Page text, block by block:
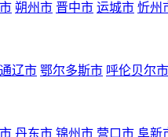
朔州市 晋中市 运城市 忻州
通辽市 鄂尔多斯市 呼伦贝尔市
丹东市 锦州市 营口市 阜新